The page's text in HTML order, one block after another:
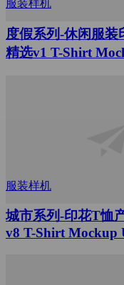
服装样机
度假系列-休闲服
精选v1 T-Shirt
服装样机
城市系列-印花T恤
v8 T-Shirt Mockup